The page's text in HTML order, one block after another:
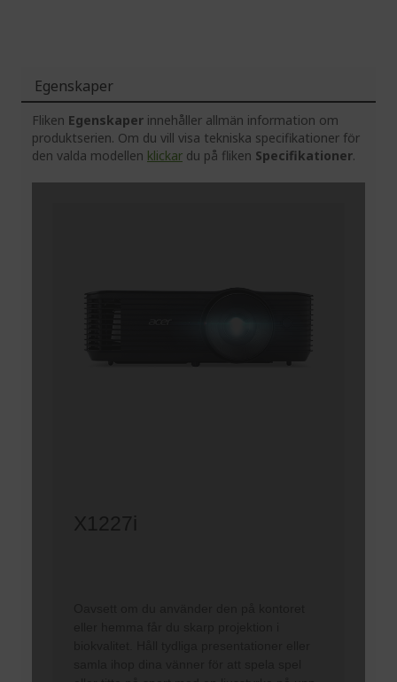
Egenskaper
Fliken Egenskaper innehåller allmän information om
produktserien. Om du vill visa tekniska specifikationer för
den valda modellen klickar du på fliken Specifikationer.